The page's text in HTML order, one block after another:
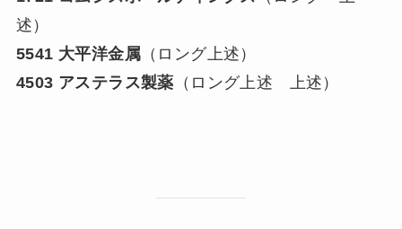
述）
5541 大平洋金属（ロング上述）
4503 アステラス製薬 （ロング上述 上述）